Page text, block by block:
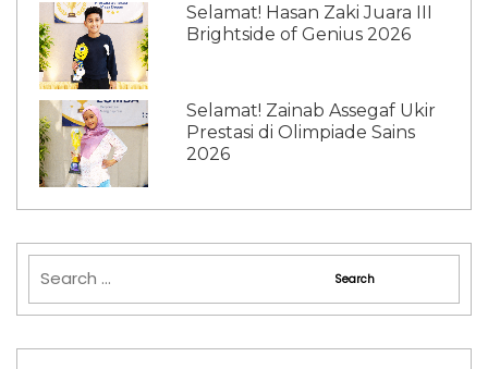
Selamat! Hasan Zaki Juara III
Brightside of Genius 2026
Selamat! Zainab Assegaf Ukir
Prestasi di Olimpiade Sains
2026